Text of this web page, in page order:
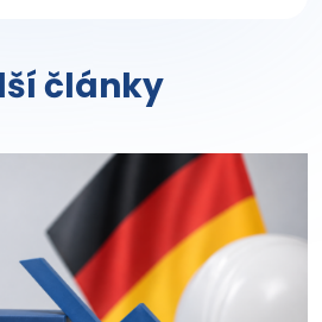
články